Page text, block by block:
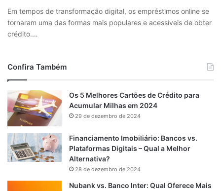
Em tempos de transformação digital, os empréstimos online se
tornaram uma das formas mais populares e acessíveis de obter
crédito.…
Confira Também
Os 5 Melhores Cartões de Crédito para
Acumular Milhas em 2024
29 de dezembro de 2024
Financiamento Imobiliário: Bancos vs.
Plataformas Digitais – Qual a Melhor
Alternativa?
28 de dezembro de 2024
Nubank vs. Banco Inter: Qual Oferece Mais